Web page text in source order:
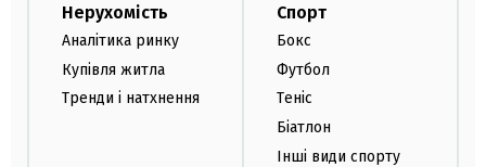
Нерухомість
Аналітика ринку
Купівля житла
Тренди і натхнення
Спорт
Бокс
Футбол
Теніс
Біатлон
Інші види спорту